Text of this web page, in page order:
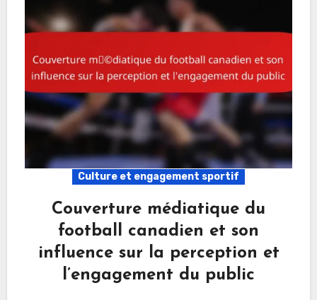
Culture et engagement sportif
Couverture médiatique du
football canadien et son
influence sur la perception et
l’engagement du public